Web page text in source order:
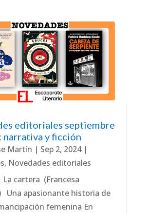
editoriales septiembre
narrativa y ficción
Martín | Sep 2, 2024|
, Novedades editoriales
cartera (Francesa
Una apasionante historia de
femenina En